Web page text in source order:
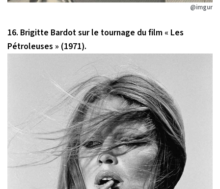
@imgur
16. Brigitte Bardot sur le tournage du film « Les
Pétroleuses » (1971).